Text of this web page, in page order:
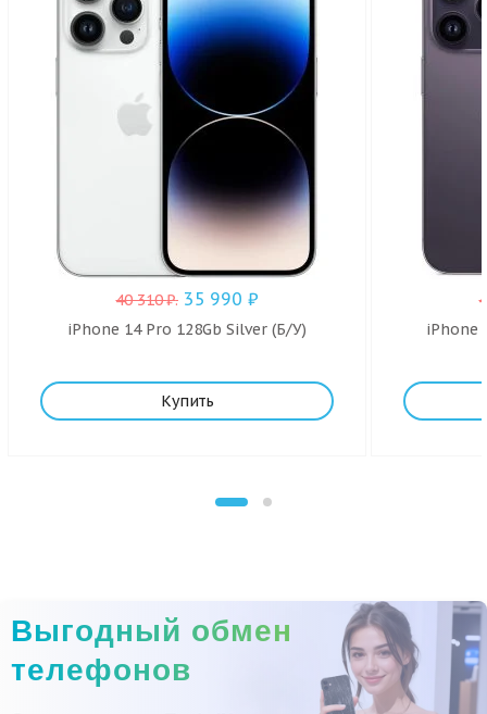
40 310₽. 35 990 ₽
iPhone 14 Pro 128Gb Silver (Б/У)
Купить
iPhone
Выгодный обмен
телефонов